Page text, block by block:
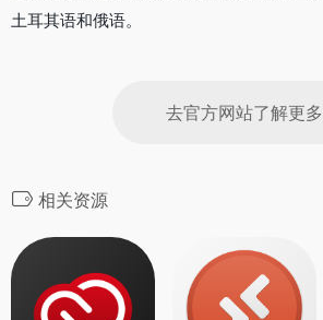
土耳其语和俄语。
去官方网站了解更多
相关资源